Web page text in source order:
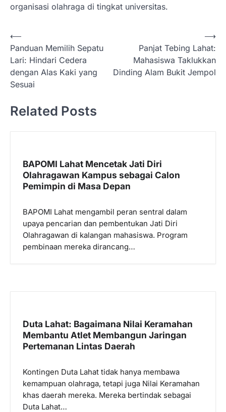
organisasi olahraga di tingkat universitas.
N
a
v
i
a
⟵
Panduan Memilih Sepatu
Lari: Hindari Cedera
dengan Alas Kaki yang
Sesuai
Panjat Tebing Lahat:
Mahasiswa Taklukkan
Dinding Alam Bukit Jempol
⟶
Related Posts
BAPOMI Lahat Mencetak Jati Diri
Olahragawan Kampus sebagai Calon
Pemimpin di Masa Depan
BAPOMI Lahat mengambil peran sentral dalam
upaya pencarian dan pembentukan Jati Diri
Olahragawan di kalangan mahasiswa. Program
pembinaan mereka dirancang…
Duta Lahat: Bagaimana Nilai Keramahan
Membantu Atlet Membangun Jaringan
Pertemanan Lintas Daerah
Kontingen Duta Lahat tidak hanya membawa
kemampuan olahraga, tetapi juga Nilai Keramahan
khas daerah mereka. Mereka bertindak sebagai
Duta Lahat…